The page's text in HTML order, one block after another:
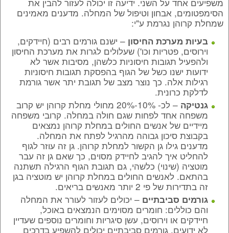
הסימפטומים, אבחון וטיפול של המחלה. מדענים מאמינים
שמחלת קרוהן נגרמת ע"י:
בעיות מערכת החיסון – ישנם גורמים רבים (חיידקים,
וירוסים, פטריות וכו') שעלולים לגרות את מערכת החיסון
ולהפעיל תגובות חיסוניות כלשהן, מסיבות אשר לא
ידועות ישנו כשל של הגוף בהפסקת תגובות חיסוניות
רגילות אלה. כך נוצר מצב של תגובת יתר אשר גורמת
לדלקת כרונית.
גנטיקה
– לכ- 10%-20% מחולי מחלת קרוהן יש קרוב
משפחה אחד לפחות שגם חולה במחלה. קרובי משפחה
מיידיים של אנשים החולים במחלת קרוהן נמצאים
בקבוצת סיכון גבוהה מהרגיל לפתח את המחלה.
מדענים גילו גן הקשור למחלת קרוהן. גן זה עוזר לגוף
להחליט איך להגיב לחיידק מסוים, כך שאם גן זה עבר
מוטציה (שינוי) כלשהי, גם תגובת הגוף הרגילה תשתנה
בהתאם. לאנשים החולים במחלת קרוהן יש מוטציה בגן
זה בתדירות של פי 2 יותר מאנשים בריאים.
גורמים סביבתיים – יכולים לעזור לעורר את המחלה
והם כוללים: חומרים מסוימים הנמצאים באוכל,
חיידקים או וירוסים, עשן סיגריות וחומרים נוספים שעדיין
לא ידועים. גורמים סביבתיים יכולים להשפיע בדרכים